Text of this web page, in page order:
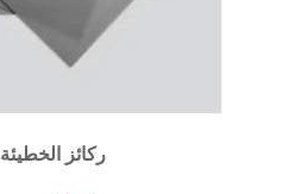
ركائز الخطيئة